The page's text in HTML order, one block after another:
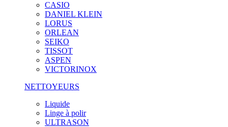
CASIO
DANIEL KLEIN
LORUS
ORLEAN
SEIKO
TISSOT
ASPEN
VICTORINOX
NETTOYEURS
Liquide
Linge à polir
ULTRASON